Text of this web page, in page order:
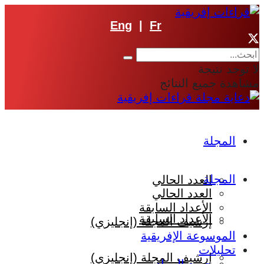
Eng Fr
لا توجد نتيجة
مشاهدة جميع النتائج
المجلة
العدد الحالي
الأعداد السابقة
إرشيف المجلة (إنجليزي)
المجلة
العدد الحالي
الأعداد السابقة
إرشيف المجلة (إنجليزي)
الموسوعة الإفريقية
تحليلات